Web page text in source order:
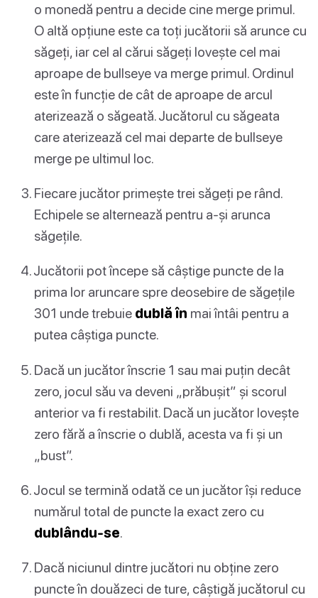
o monedă pentru a decide cine merge primul.
O altă opțiune este ca toți jucătorii să arunce cu
săgeți, iar cel al cărui săgeți lovește cel mai
aproape de bullseye va merge primul. Ordinul
este în funcție de cât de aproape de arcul
aterizează o săgeată. Jucătorul cu săgeata
care aterizează cel mai departe de bullseye
merge pe ultimul loc.
Fiecare jucător primește trei săgeți pe rând.
Echipele se alternează pentru a-și arunca
săgețile.
Jucătorii pot începe să câștige puncte de la
prima lor aruncare spre deosebire de săgețile
301 unde trebuie dublă în mai întâi pentru a
putea câștiga puncte.
Dacă un jucător înscrie 1 sau mai puțin decât
zero, jocul său va deveni „prăbușit” și scorul
anterior va fi restabilit. Dacă un jucător lovește
zero fără a înscrie o dublă, acesta va fi și un
„bust”.
Jocul se termină odată ce un jucător își reduce
numărul total de puncte la exact zero cu
dublându-se.
Dacă niciunul dintre jucători nu obține zero
puncte în douăzeci de ture, câștigă jucătorul cu